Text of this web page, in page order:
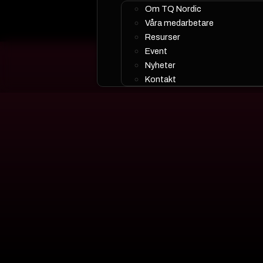
Om TQ Nordic
Våra medarbetare
Resurser
Event
Nyheter
Kontakt